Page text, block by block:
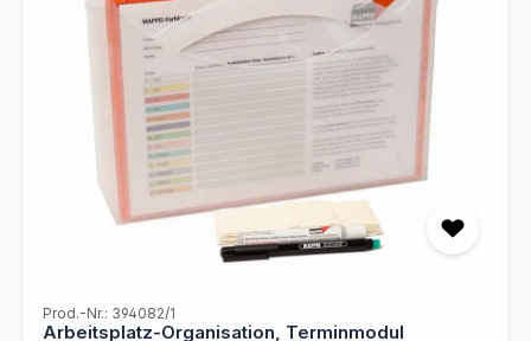
Nachverfolgung Ihrer Unterlagen nach Tagen zu
ermöglichen. Jede der 43 Leitkarten ist mit einem
Folienreiter ausgestattet und klar mit den Ziffern 1 bis 31
und den Monaten Jan.-Dez. bedruckt. So können Sie
Ihre Dokumente systematisch und übersichtlich
organisieren. Die auffällige orange Farbe sorgt dafür,
dass die Leitkarten schnell auffindbar sind und sich von
den übrigen Unterlagen abheben. Gefertigt aus
hochwertigem Pressspankarton mit einem Gewicht von
335 g/qm, bieten die Karten eine hervorragende
Haltbarkeit und Widerstandsfähigkeit. Mit dem MAPPEI
Leitkarten-Set haben Sie Ihre Termine und Aufgaben
Prod.-Nr.: 394082/1
Arbeitsplatz-Organisation, Terminmodul